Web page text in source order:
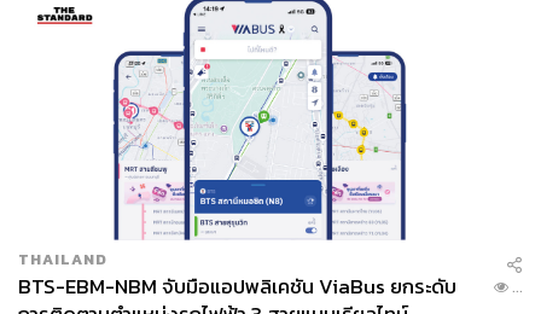
THAILAND
BTS-EBM-NBM จับมือแอปพลิเคชัน ViaBus ยกระดับ
...